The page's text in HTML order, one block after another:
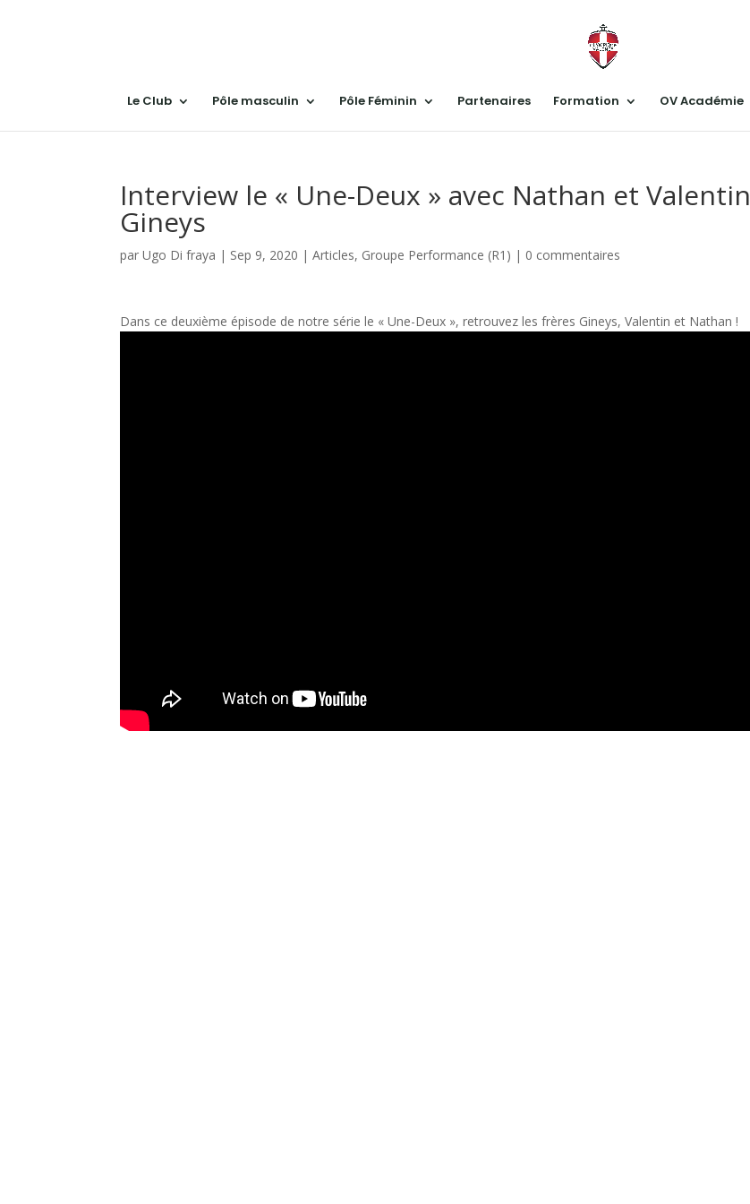
Le Club Pôle masculin Pôle Féminin Partenaires Formation OV Académie
Interview le « Une-Deux » avec Nathan et Valentin
Gineys
parUgo Di fraya | Sep 9, 2020 |Articles, Groupe Performance (R1) | 0 commentaires
Dans ce deuxième épisode de notre série le « Une-Deux », retrouvez les frères Gineys, Valentin et Nathan !